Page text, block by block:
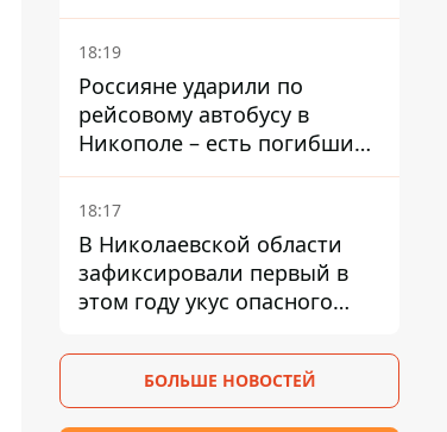
18:19
Россияне ударили по
рейсовому автобусу в
Никополе – есть погибший
и раненые
18:17
В Николаевской области
зафиксировали первый в
этом году укус опасного
БОЛЬШЕ НОВОСТЕЙ